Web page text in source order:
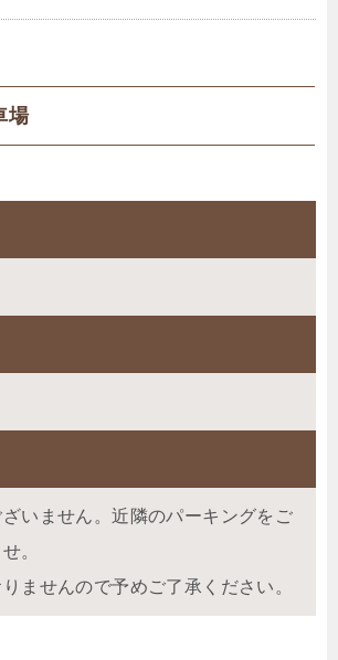
場
いません。近隣のパーキングをご
。
ませんので予めご了承ください。